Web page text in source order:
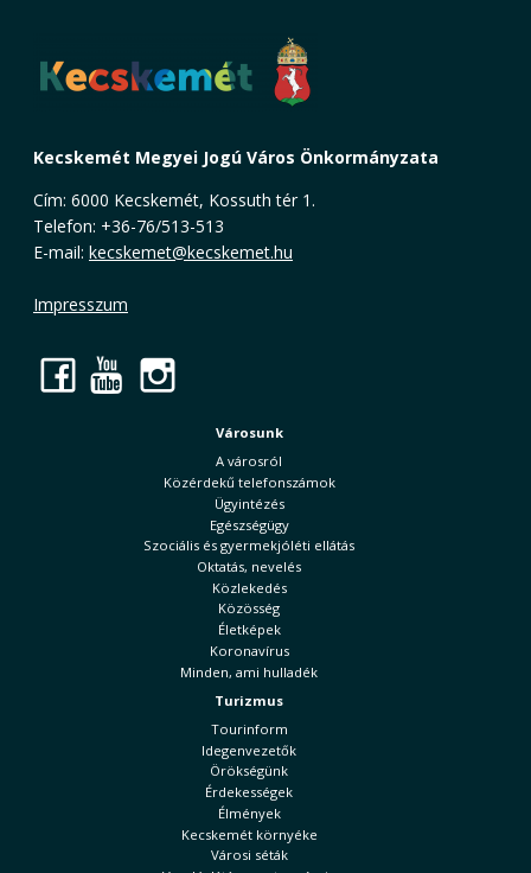
Kecskemét Megyei Jogú Város Önkormányzata
Cím: 6000 Kecskemét, Kossuth tér 1.
Telefon: +36-76/513-513
E-mail: kecskemet@kecskemet.hu
Impresszum
Facebook
YouTube
Városunk
A városról
Közérdekű telefonszámok
Ügyintézés
Egészségügy
Szociális és gyermekjóléti ellátás
Oktatás, nevelés
Közlekedés
Közösség
Életképek
Koronavírus
Minden, ami hulladék
Turizmus
Tourinform
Idegenvezetők
Örökségünk
Érdekességek
Élmények
Kecskemét környéke
Városi séták